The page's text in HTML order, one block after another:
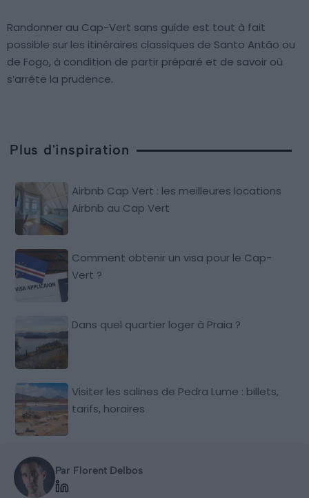
Randonner au Cap-Vert sans guide est tout à fait
possible sur les itinéraires classiques de Santo Antão ou
de Fogo, à condition de partir préparé et de savoir où
s’arrête la prudence.
Plus d'inspiration
Airbnb Cap Vert : les meilleures locations
Airbnb au Cap Vert
Comment obtenir un visa pour le Cap-
Vert ?
Dans quel quartier loger à Praia ?
Visiter les salines de Pedra Lume : billets,
tarifs, horaires
Par Florent Delbos